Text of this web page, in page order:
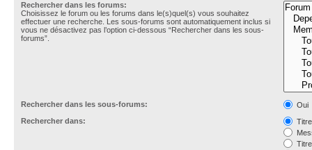
Rechercher dans les forums:
Choisissez le forum ou les forums dans le(s)quel(s) vous souhaitez
effectuer une recherche. Les sous-forums sont automatiquement inclus si
vous ne désactivez pas l’option ci-dessous “Rechercher dans les sous-
forums”.
Rechercher dans les sous-forums:
Oui
Rechercher dans: